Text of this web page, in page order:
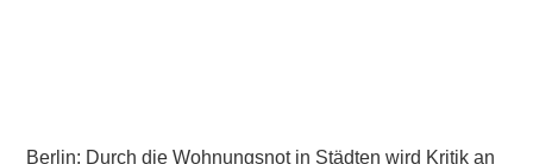
Berlin: Durch die Wohnungsnot in Städten wird Kritik an